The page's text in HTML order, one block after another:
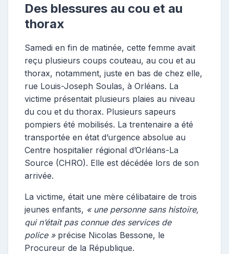
Des blessures au cou et au
thorax
Samedi en fin de matinée, cette femme avait
reçu plusieurs coups couteau, au cou et au
thorax, notamment, juste en bas de chez elle,
rue Louis-Joseph Soulas, à Orléans. La
victime présentait plusieurs plaies au niveau
du cou et du thorax. Plusieurs sapeurs
pompiers été mobilisés. La trentenaire a été
transportée en état d’urgence absolue au
Centre hospitalier régional d’Orléans-La
Source (CHRO). Elle est décédée lors de son
arrivée.
La victime, était une mère célibataire de trois
jeunes enfants, « une personne sans histoire,
qui n’était pas connue des services de
police »précise Nicolas Bessone, le
Procureur de la République.